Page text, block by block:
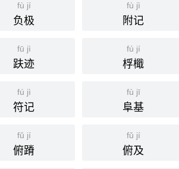
，以为假鬼神以惑众。”
论揭发过扶乩的骗人，隔了十六年， 白同
「扶箕」。
晚生都略知一二。」
fù jí
负极
fù jì
附记
fū jì
趺迹
fú jí
桴檝
fú jì
符记
fù jī
阜基
fǔ jí
俯蹐
fǔ jí
俯及